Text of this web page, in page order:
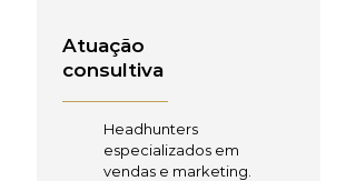
Atuação
consultiva
Headhunters
especializados em
vendas e marketing.